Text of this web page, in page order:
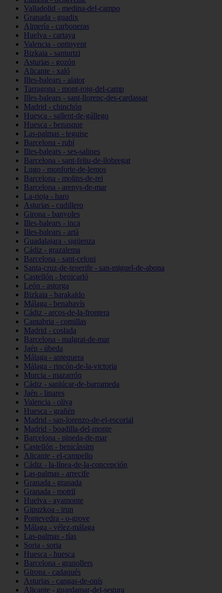
Valladolid - medina-del-campo
Granada - guadix
Almería - carboneras
Huelva - cartaya
Valencia - ontinyent
Bizkaia - santurtzi
Asturias - gozón
Alicante - xaló
Illes-balears - alaior
Tarragona - mont-roig-del-camp
Illes-balears - sant-llorenç-des-cardassar
Madrid - chinchón
Huesca - sallent-de-gállego
Huesca - benasque
Las-palmas - teguise
Barcelona - rubí
Illes-balears - ses-salines
Barcelona - sant-feliu-de-llobregat
Lugo - monforte-de-lemos
Barcelona - molins-de-rei
Barcelona - arenys-de-mar
La-rioja - haro
Asturias - cudillero
Girona - banyoles
Illes-balears - inca
Illes-balears - artà
Guadalajara - sigüenza
Cádiz - grazalema
Barcelona - sant-celoni
Santa-cruz-de-tenerife - san-miguel-de-abona
Castellón - benicarló
León - astorga
Bizkaia - barakaldo
Málaga - benahavís
Cádiz - arcos-de-la-frontera
Cantabria - comillas
Madrid - coslada
Barcelona - malgrat-de-mar
Jaén - úbeda
Málaga - antequera
Málaga - rincón-de-la-victoria
Murcia - mazarrón
Cádiz - sanlúcar-de-barrameda
Jaén - linares
Valencia - oliva
Huesca - grañén
Madrid - san-lorenzo-de-el-escorial
Madrid - boadilla-del-monte
Barcelona - pineda-de-mar
Castellón - benicàssim
Alicante - el-campello
Cádiz - la-línea-de-la-concepción
Las-palmas - arrecife
Granada - granada
Granada - motril
Huelva - ayamonte
Gipuzkoa - irun
Pontevedra - o-grove
Málaga - vélez-málaga
Las-palmas - tías
Soria - soria
Huesca - huesca
Barcelona - granollers
Girona - cadaqués
Asturias - cangas-de-onís
Alicante - guardamar-del-segura